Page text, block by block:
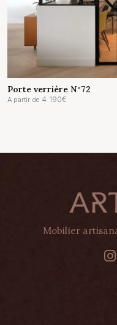
Porte verrière N°72
A partir de 4 190€
Mobilier